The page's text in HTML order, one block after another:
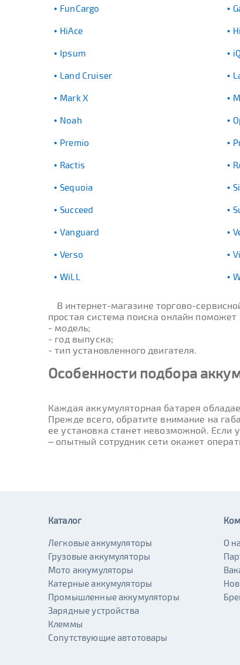
FunCargo
HiAce
Ipsum
Land Cruiser
Mark X
Noah
Premio
Ractis
Sequoia
Succeed
Vanguard
Verso
WiLL
В интернет-магазине торгово-
простая система поиска онлайн
- модель;
- год выпуска;
- тип установленного двигателя.
Особенности подбора
Каждая аккумуляторная батарея
Прежде всего, обратите внимание на
ее установка станет невозможной. Если
– опытный сотрудник сети окажет
Каталог
Легковые аккумуляторы
Грузовые аккумуляторы
Мото аккумуляторы
Катерные аккумуляторы
Промышленные аккумуляторы
Зарядные устройства
Клеммы
Сопутствующие автотовары
О